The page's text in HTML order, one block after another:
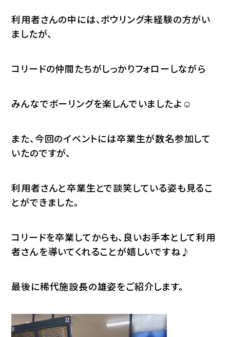
利用者さんの中には、ボウリング未経験の方がい
ましたが、
コリードの仲間たちがしっかりフォローしながら
みんなでボーリングを楽しんでいましたよ☺
また、今回のイベントには卒業生が数名参加して
いたのですが、
利用者さんと卒業生とで談笑している姿も見るこ
とができました。
コリードを卒業してからも、良いお手本として利用
者さんを導いてくれることが嬉しいですね♪
最後に稀代施設長の雄姿をご紹介します。